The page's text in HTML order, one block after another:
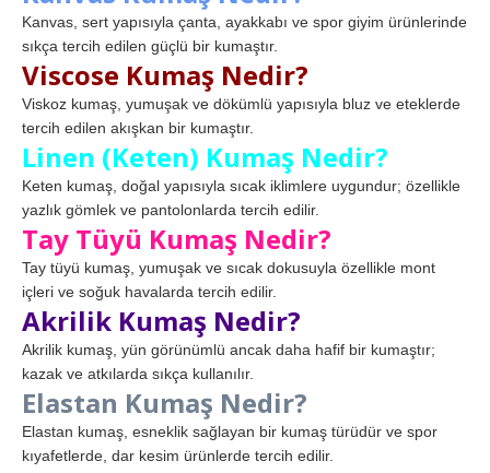
Kanvas, sert yapısıyla çanta, ayakkabı ve spor giyim ürünlerinde
sıkça tercih edilen güçlü bir kumaştır.
Viscose Kumaş Nedir?
Viskoz kumaş, yumuşak ve dökümlü yapısıyla bluz ve eteklerde
tercih edilen akışkan bir kumaştır.
Linen (Keten) Kumaş Nedir?
Keten kumaş, doğal yapısıyla sıcak iklimlere uygundur; özellikle
yazlık gömlek ve pantolonlarda tercih edilir.
Tay Tüyü Kumaş Nedir?
Tay tüyü kumaş, yumuşak ve sıcak dokusuyla özellikle mont
içleri ve soğuk havalarda tercih edilir.
Akrilik Kumaş Nedir?
Akrilik kumaş, yün görünümlü ancak daha hafif bir kumaştır;
kazak ve atkılarda sıkça kullanılır.
Elastan Kumaş Nedir?
Elastan kumaş, esneklik sağlayan bir kumaş türüdür ve spor
kıyafetlerde, dar kesim ürünlerde tercih edilir.